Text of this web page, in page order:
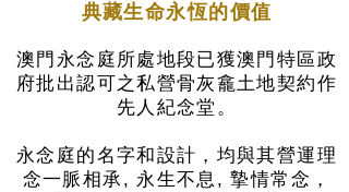
典藏生命永恆的價值
澳門永念庭所處地段已獲澳門特區政
府批出認可之私營骨灰龕土地契約作
先人紀念堂。
永念庭的名字和設計，均與其營運理
念一脈相承, 永生不息, 摯情常念，